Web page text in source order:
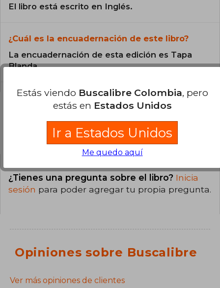
El libro está escrito en Inglés.
¿Cuál es la encuadernación de este libro?
La encuadernación de esta edición es Tapa
Blanda.
Preguntas y respuestas sobre el libro
¿Tienes una pregunta sobre el libro? Inicia
sesión para poder agregar tu propia pregunta.
Opiniones sobre Buscalibre
Ver más opiniones de clientes
Estás viendo Buscalibre Colombia, pero
estás en Estados Unidos
Ir a Estados Unidos
Me quedo aquí